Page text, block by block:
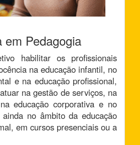
em Pedagogia
habilitar os profissionais
na educação infantil, no
e na educação profissional,
na gestão de serviços, na
educação corporativa e no
no âmbito da educação
em cursos presenciais ou a